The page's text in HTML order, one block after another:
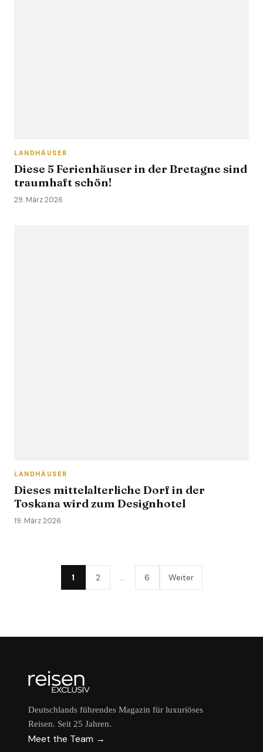
LANDHÄUSER
Diese 5 Ferienhäuser in der Bretagne sind
traumhaft schön!
29. März 2026
LANDHÄUSER
Dieses mittelalterliche Dorf in der
Toskana wird zum Designhotel
19. März 2026
1 2 6 Weiter
Deutschlands führendes Magazin für luxuriöses
Reisen. Seit 25 Jahren.
Meet the Team →